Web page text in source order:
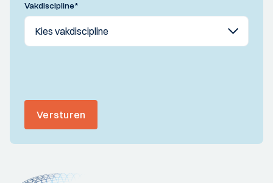
Vakdiscipline*
Versturen